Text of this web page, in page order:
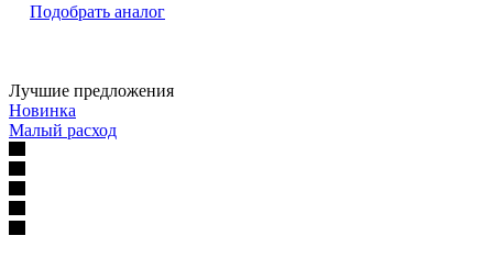
Подобрать аналог
Лучшие предложения
Новинка
Малый расход